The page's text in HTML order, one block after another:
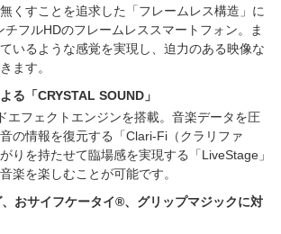
くすことを追求した「フレームレス構造」に
チフルHDのフレームレススマートフォン。ま
いるような感覚を実現し、迫力のある映像な
ます。
る「CRYSTAL SOUND」
エフェクトエンジンを搭載。音楽データを圧
の情報を復元する「Clari-Fi（クラリファ
りを持たせて臨場感を実現する「LiveStage」
楽を楽しむことが可能です。
おサイフケータイ®、グリップマジックに対